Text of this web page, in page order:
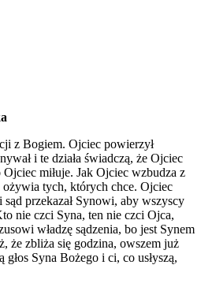
z Bogiem. Ojciec powierzył
i te działa świadczą, że Ojciec
Ojciec miłuje. Jak Ojciec wzbudza z
tych, których chce. Ojciec
przekazał Synowi, aby wszyscy
nie czci Syna, ten nie czci Ojca,
władzę sądzenia, bo jest Synem
że zbliża się godzina, owszem już
głos Syna Bożego i ci, co usłyszą,